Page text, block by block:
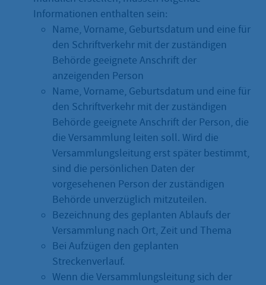
Informationen enthalten sein:
Name, Vorname, Geburtsdatum und eine für
den Schriftverkehr mit der zuständigen
Behörde geeignete Anschrift der
anzeigenden Person
Name, Vorname, Geburtsdatum und eine für
den Schriftverkehr mit der zuständigen
Behörde geeignete Anschrift der Person, die
die Versammlung leiten soll. Wird die
Versammlungsleitung erst später bestimmt,
sind die persönlichen Daten der
vorgesehenen Person der zuständigen
Behörde unverzüglich mitzuteilen.
Bezeichnung des geplanten Ablaufs der
Versammlung nach Ort, Zeit und Thema
Bei Aufzügen den geplanten
Streckenverlauf.
Wenn die Versammlungsleitung sich der